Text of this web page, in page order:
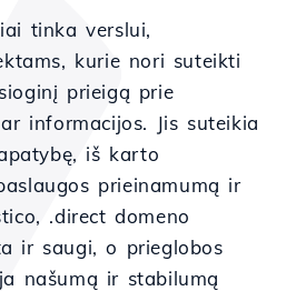
tinka verslui,
kurie nori suteikti
prieigą prie
informacijos. Jis suteikia
iš karto
prieinamumą ir
.direct domeno
ir saugi, o prieglobos
našumą ir stabilumą